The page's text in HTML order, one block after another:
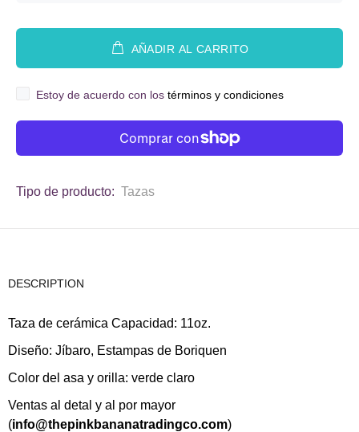
AÑADIR AL CARRITO
Estoy de acuerdo con los términos y condiciones
Tipo de producto: Tazas
DESCRIPTION
Taza de cerámica Capacidad: 11oz.
Diseño: Jíbaro, Estampas de Boriquen
Color del asa y orilla: verde claro
Ventas al detal y al por mayor
(info@thepinkbananatradingco.com)